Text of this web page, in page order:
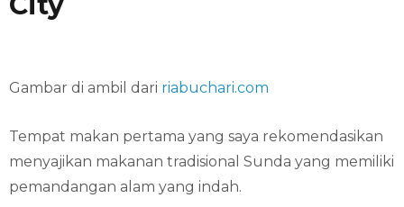
Gambar di ambil dari riabuchari.com
Tempat makan pertama yang saya rekomendasikan
menyajikan makanan tradisional Sunda yang memiliki
pemandangan alam yang indah.